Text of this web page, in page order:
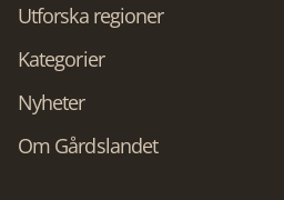
Utforska regioner
Kategorier
Nyheter
Om Gårdslandet